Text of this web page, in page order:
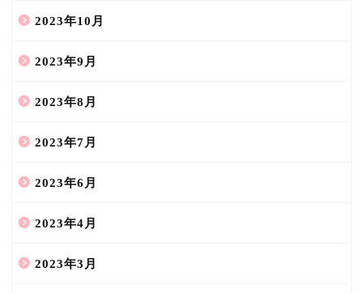
2023年10月
2023年9月
2023年8月
2023年7月
2023年6月
2023年4月
2023年3月